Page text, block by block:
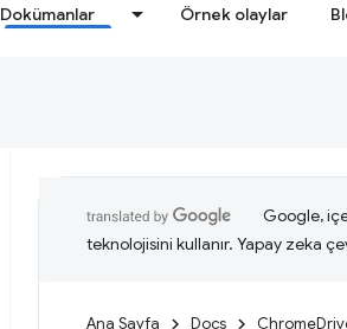
Dokümanlar Örnek olaylar
Google,
teknolojisini kullanır. Yapay zeka
Ana Sayfa Docs